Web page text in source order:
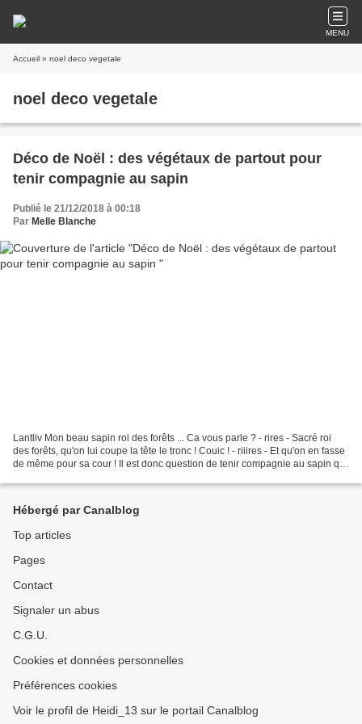
MENU
Accueil » noel deco vegetale
noel deco vegetale
Déco de Noël : des végétaux de partout pour
tenir compagnie au sapin
Publié le 21/12/2018 à 00:18
Par Melle Blanche
Lantliv Mon beau sapin roi des forêts ... Ca vous parle ? - rires - Sacré roi
des forêts, qu'on lui coupe la tête le tronc ! Couic ! - riiires - Et qu'on en fasse
de même pour sa cour ! Il est donc question de tenir compagnie au sapin qui
Hébergé par Canalblog
Top articles
Pages
Contact
Signaler un abus
C.G.U.
Cookies et données personnelles
Préférences cookies
Voir le profil de Heidi_13 sur le portail Canalblog